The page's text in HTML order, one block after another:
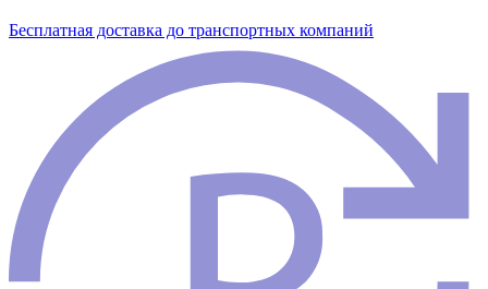
Бесплатная доставка до транспортных компаний